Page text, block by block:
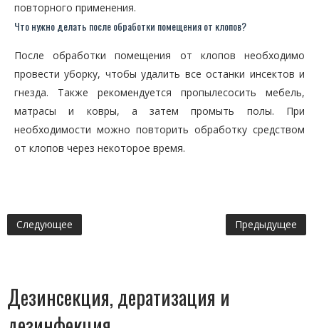
повторного применения.
Что нужно делать после обработки помещения от клопов?
После обработки помещения от клопов необходимо
провести уборку, чтобы удалить все останки инсектов и
гнезда. Также рекомендуется пропылесосить мебель,
матрасы и ковры, а затем промыть полы. При
необходимости можно повторить обработку средством
от клопов через некоторое время.
Следующее Предыдущее
Дезинсекция, дератизация и